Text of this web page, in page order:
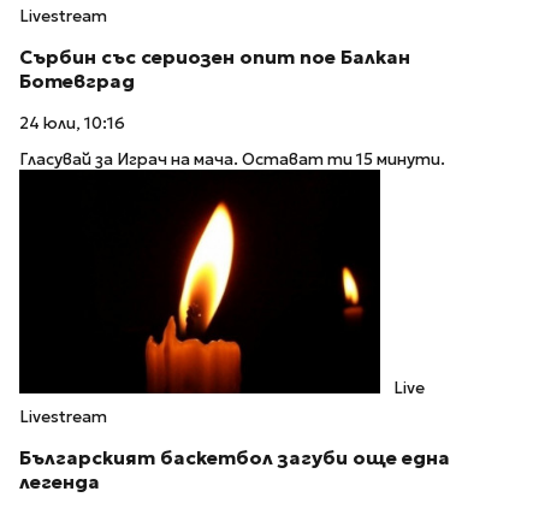
Livestream
Сърбин със сериозен опит пое Балкан
Ботевград
24 юли, 10:16
Гласувай за Играч на мача. Остават ти 15 минути.
Live
Livestream
Българският баскетбол загуби още една
легенда